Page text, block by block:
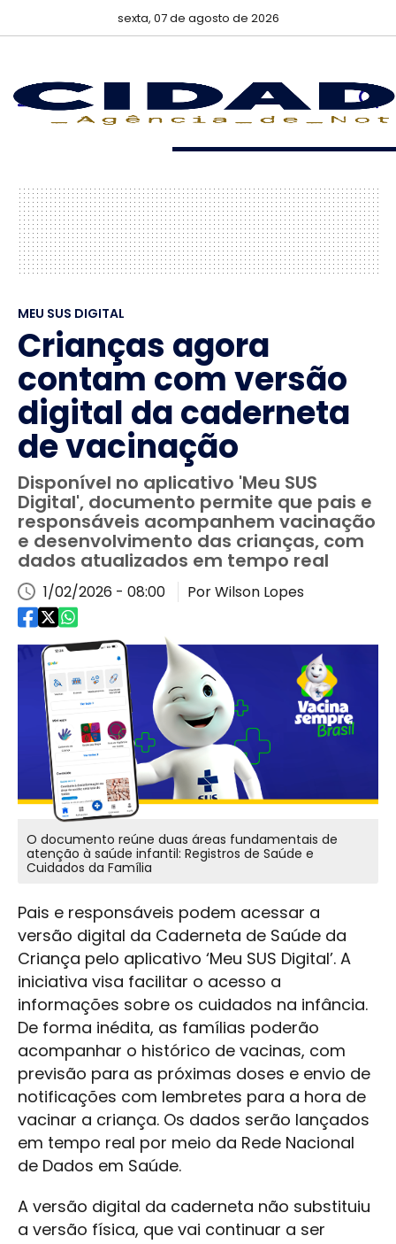
sexta, 07 de agosto de 2026
MEU SUS DIGITAL
Crianças agora
contam com versão
digital da caderneta
de vacinação
Disponível no aplicativo 'Meu SUS
Digital', documento permite que pais e
responsáveis acompanhem vacinação
e desenvolvimento das crianças, com
dados atualizados em tempo real
1/02/2026 - 08:00 Por Wilson Lopes
O documento reúne duas áreas fundamentais de
atenção à saúde infantil: Registros de Saúde e
Cuidados da Família
Pais e responsáveis podem acessar a
versão digital da Caderneta de Saúde da
Criança pelo aplicativo ‘Meu SUS Digital’. A
iniciativa visa facilitar o acesso a
informações sobre os cuidados na infância.
De forma inédita, as famílias poderão
acompanhar o histórico de vacinas, com
previsão para as próximas doses e envio de
notificações com lembretes para a hora de
vacinar a criança. Os dados serão lançados
em tempo real por meio da Rede Nacional
de Dados em Saúde.
A versão digital da caderneta não substituiu
a versão física, que vai continuar a ser